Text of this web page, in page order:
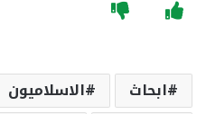
ابحاث الاسلاميون